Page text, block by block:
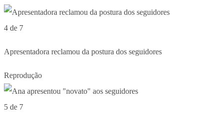
4 de 7
Apresentadora reclamou da postura dos seguidores
Reprodução
5 de 7